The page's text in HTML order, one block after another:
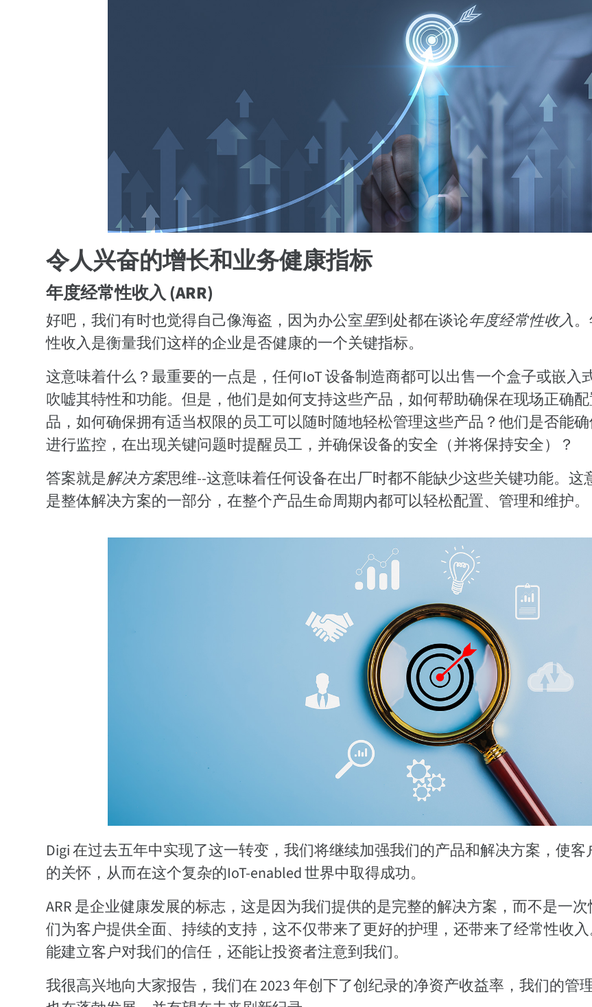
令人兴奋的增长和业务健康指标
年度经常性收入 (ARR)
好吧，我们有时也觉得自己像海盗，因为办公室里到处都在谈论年度经常性收入
性收入是衡量我们这样的企业是否健康的一个关键指标。
这意味着什么？最重要的一点是，任何IoT 设备制造商都可以出售一个盒子或嵌入
吹嘘其特性和功能。但是，他们是如何支持这些产品，如何帮助确保在现场正确
品，如何确保拥有适当权限的员工可以随时随地轻松管理这些产品？他们是否能
进行监控，在出现关键问题时提醒员工，并确保设备的安全（并将保持安全）？
答案就是解决方案思维--这意味着任何设备在出厂时都不能缺少这些关键功能。这
是整体解决方案的一部分，在整个产品生命周期内都可以轻松配置、管理和维护。
Digi 在过去五年中实现了这一转变，我们将继续加强我们的产品和解决方案，使客
的关怀，从而在这个复杂的IoT-enabled 世界中取得成功。
ARR 是企业健康发展的标志，这是因为我们提供的是完整的解决方案，而不是一
们为客户提供全面、持续的支持，这不仅带来了更好的护理，还带来了经常性收
能建立客户对我们的信任，还能让投资者注意到我们。
我很高兴地向大家报告，我们在 2023 年创下了创纪录的净资产收益率，我们的管